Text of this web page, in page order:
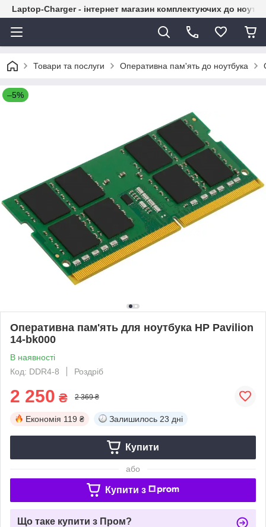
Laptop-Charger - інтернет магазин комплектуючих до
Товари та послуги Оперативна пам'ять до ноутбука
–5%
Оперативна пам'ять для ноутбука HP Pavilion
14-bk000
В наявності
Код: DDR4-8
Роздріб
2 250 ₴ 2 369 ₴
Економія 119 ₴ Залишилось 23 дні
Купити
або
Купити з
Що таке купити з Пром?